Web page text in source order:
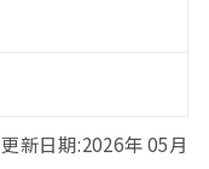
更新日期:2026年 05月